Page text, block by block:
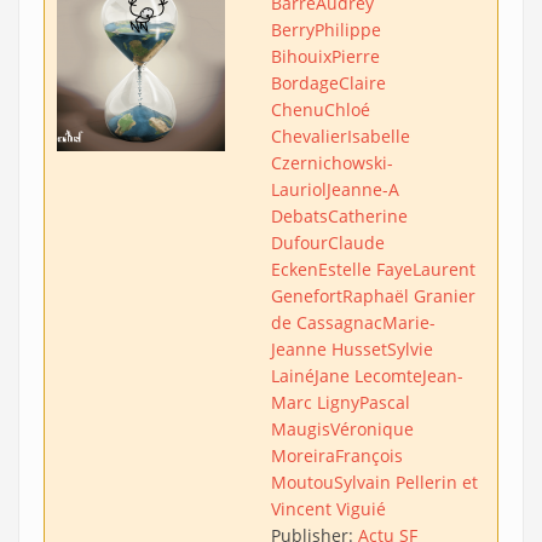
BerryPhilippe
BihouixPierre
BordageClaire
ChenuChloé
ChevalierIsabelle
Czernichowski-
LauriolJeanne-A
DebatsCatherine
DufourClaude
EckenEstelle FayeLaurent
GenefortRaphaël Granier
de CassagnacMarie-
Jeanne HussetSylvie
LainéJane LecomteJean-
Marc LignyPascal
MaugisVéronique
MoreiraFrançois
MoutouSylvain Pellerin et
Vincent Viguié
Publisher: Actu SF